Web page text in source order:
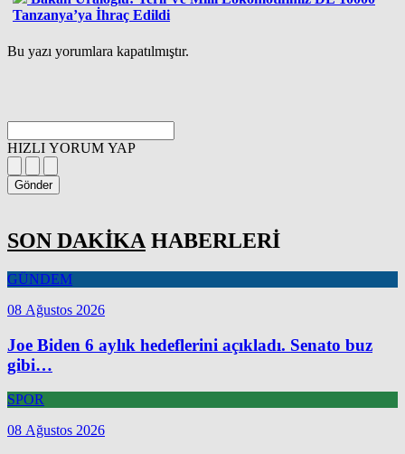
Tanzanya’ya İhraç Edildi
Bu yazı yorumlara kapatılmıştır.
HIZLI YORUM YAP
Gönder
SON DAKİKA HABERLERİ
GÜNDEM
08 Ağustos 2026
Joe Biden 6 aylık hedeflerini açıkladı. Senato buz
gibi…
SPOR
08 Ağustos 2026